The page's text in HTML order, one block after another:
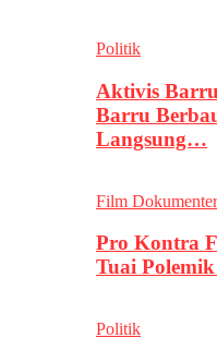
Politik
Aktivis
Barru
Langsung…
Film Dokumenter
Pro Kontra
Tuai
Politik